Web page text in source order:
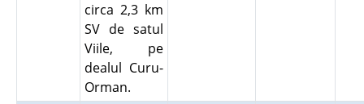
circa 2,3 km
SV de satul
Viile, pe
dealul Curu-
Orman.